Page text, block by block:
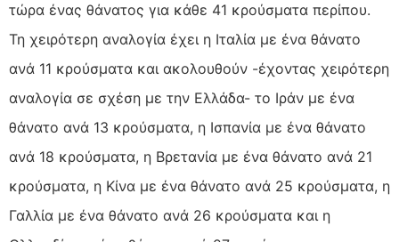
τώρα ένας θάνατος για κάθε 41 κρούσματα περίπου.
Τη χειρότερη αναλογία έχει η Ιταλία με ένα θάνατο
ανά 11 κρούσματα και ακολουθούν -έχοντας χειρότερη
αναλογία σε σχέση με την Ελλάδα- το Ιράν με ένα
θάνατο ανά 13 κρούσματα, η Ισπανία με ένα θάνατο
ανά 18 κρούσματα, η Βρετανία με ένα θάνατο ανά 21
κρούσματα, η Κίνα με ένα θάνατο ανά 25 κρούσματα, η
Γαλλία με ένα θάνατο ανά 26 κρούσματα και η